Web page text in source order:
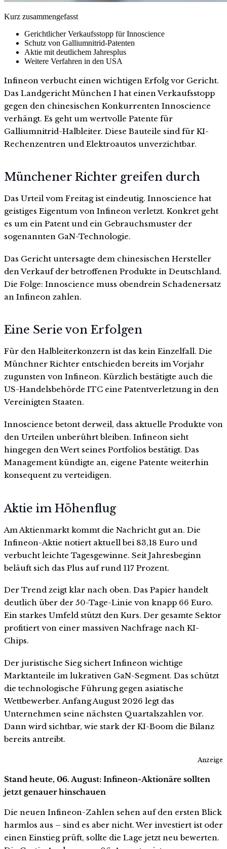
Kurz zusammengefasst
Gerichtlicher Verkaufsstopp für Innoscience
Schutz von Galliumnitrid-Patenten
Aktie mit deutlichem Jahresplus
Weitere Verfahren in den USA
Infineon verbucht einen wichtigen Erfolg vor Gericht.
Das Landgericht München I hat einen Verkaufsstopp
gegen den chinesischen Konkurrenten Innoscience
verhängt. Es geht um wertvolle Patente für
Galliumnitrid-Halbleiter. Diese Bauteile sind für KI-
Rechenzentren und Elektroautos unverzichtbar.
Münchener Richter greifen durch
Das Urteil vom Freitag ist eindeutig. Innoscience hat
geistiges Eigentum von Infineon verletzt. Konkret geht
es um ein Patent und ein Gebrauchsmuster der
sogenannten GaN-Technologie.
Das Gericht untersagte dem chinesischen Hersteller
den Verkauf der betroffenen Produkte in Deutschland.
Die Folge: Innoscience muss obendrein Schadenersatz
an Infineon zahlen.
Eine Serie von Erfolgen
Für den Halbleiterkonzern ist das kein Einzelfall. Die
Münchner Richter entschieden bereits im Vorjahr
zugunsten von Infineon. Kürzlich bestätigte auch die
US-Handelsbehörde ITC eine Patentverletzung in den
Vereinigten Staaten.
Innoscience betont derweil, dass aktuelle Produkte von
den Urteilen unberührt bleiben. Infineon sieht
hingegen den Wert seines Portfolios bestätigt. Das
Management kündigte an, eigene Patente weiterhin
konsequent zu verteidigen.
Aktie im Höhenflug
Am Aktienmarkt kommt die Nachricht gut an. Die
Infineon-Aktie notiert aktuell bei 83,18 Euro und
verbucht leichte Tagesgewinne. Seit Jahresbeginn
beläuft sich das Plus auf rund 117 Prozent.
Der Trend zeigt klar nach oben. Das Papier handelt
deutlich über der 50-Tage-Linie von knapp 66 Euro.
Ein starkes Umfeld stützt den Kurs. Der gesamte Sektor
profitiert von einer massiven Nachfrage nach KI-
Chips.
Der juristische Sieg sichert Infineon wichtige
Marktanteile im lukrativen GaN-Segment. Das schützt
die technologische Führung gegen asiatische
Wettbewerber. Anfang August 2026 legt das
Unternehmen seine nächsten Quartalszahlen vor.
Dann wird sichtbar, wie stark der KI-Boom die Bilanz
bereits antreibt.
Anzeige
Stand heute, 06. August: Infineon-Aktionäre sollten
jetzt genauer hinschauen
Die neuen Infineon-Zahlen sehen auf den ersten Blick
harmlos aus – sind es aber nicht. Wer investiert ist oder
einen Einstieg prüft, sollte die Lage jetzt neu bewerten.